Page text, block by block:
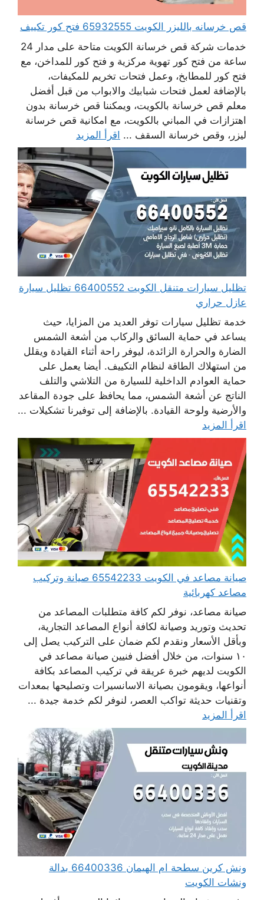
قص خرسانه بالليزر الكويت 65932555 فتح كور تكييف
خدمات شركة قص خرسانة الكويت متاحة على مدار 24
ساعة من فتح كور تهوية مركزية و فتح كور للمداخن، مع
فتح كور للمطابخ، وعمل فتحات تخريم للمكيفات،
بالإضافة لعمل فتحات شبابيك والابواب من قبل أفضل
معلم قص خرسانة بالكويت، ويمكننا قص خرسانة بدون
اهتزازات في المباني بالكويت، مع امكانية قص خرسانة
ليزر، وقص خرسانة السقف ... اقرأ المزيد
تظليل سيارات متنقل الكويت 66400552 تظليل سيارة
عازل حراري
خدمة تظليل سيارات توفر العديد من المزايا، حيث
يساعد في حماية السائق والركاب من أشعة الشمس
الضارة والحرارة الزائدة، ليوفر راحة أثناء القيادة ويقلل
من استهلاك الطاقة لنظام التكييف. أيضا يعمل على
حماية العوادم الداخلية للسيارة من التلاشي والتلف
الناتج عن أشعة الشمس، مما يحافظ على جودة المقاعد
والأرضية ولوحة القيادة. بالإضافة إلى توفيرنا تشكيلات ...
اقرأ المزيد
صيانة مصاعد في الكويت 65542233 صيانة وتركيب
مصاعد كهربائية
صيانة مصاعد، نوفر لكم كافة متطلبات المصاعد من
تحديث وتوريد وصيانة لكافة أنواع المصاعد التجارية،
وبأقل الأسعار ونقدم لكم ضمان على التركيب يصل إلى
١٠ سنوات، من خلال أفضل فنيين صيانة مصاعد في
الكويت لديهم خبرة عريقة في تركيب المصاعد بكافة
أنواعها، ويقومون بصيانة الاسانسيرات وتصليحها بمعدات
وتقنيات حديثة تواكب العصر، لنوفر لكم خدمة جيدة ...
اقرأ المزيد
ونش كرين سطحة ام الهيمان 66400336 بدالة
ونشات الكويت